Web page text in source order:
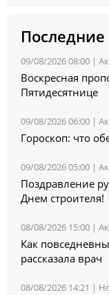
Последние
09/08/2026 08:00 |
Воскресная
Пятидесятнице
09/08/2026 06:00 |
Гороскоп: что
09/08/2026 05:00 |
Поздравление
Днем строителя!
08/08/2026 15:00 |
Как
рассказала врач
08/08/2026 14:21 |